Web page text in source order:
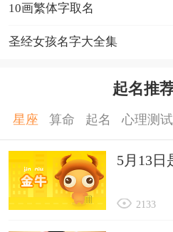
10画繁体字取名
圣经女孩名字大全集
起名推
星座 算命 起名 心理测试
5月13日
2133